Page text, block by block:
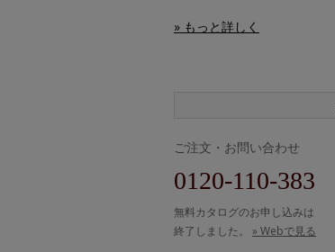
» もっと詳しく
ご注文・お問い合わせ
0120-110-383
無料カタログのお申し込みは
終了しました。 » Webで見る